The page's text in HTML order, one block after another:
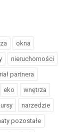
okna
nieruchomości
partnera
eko wnętrza
narzedzie
pozostałe